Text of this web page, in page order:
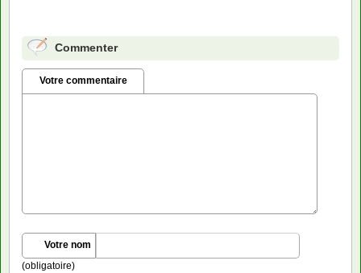
Commenter
Votre commentaire
Votre nom
(obligatoire)